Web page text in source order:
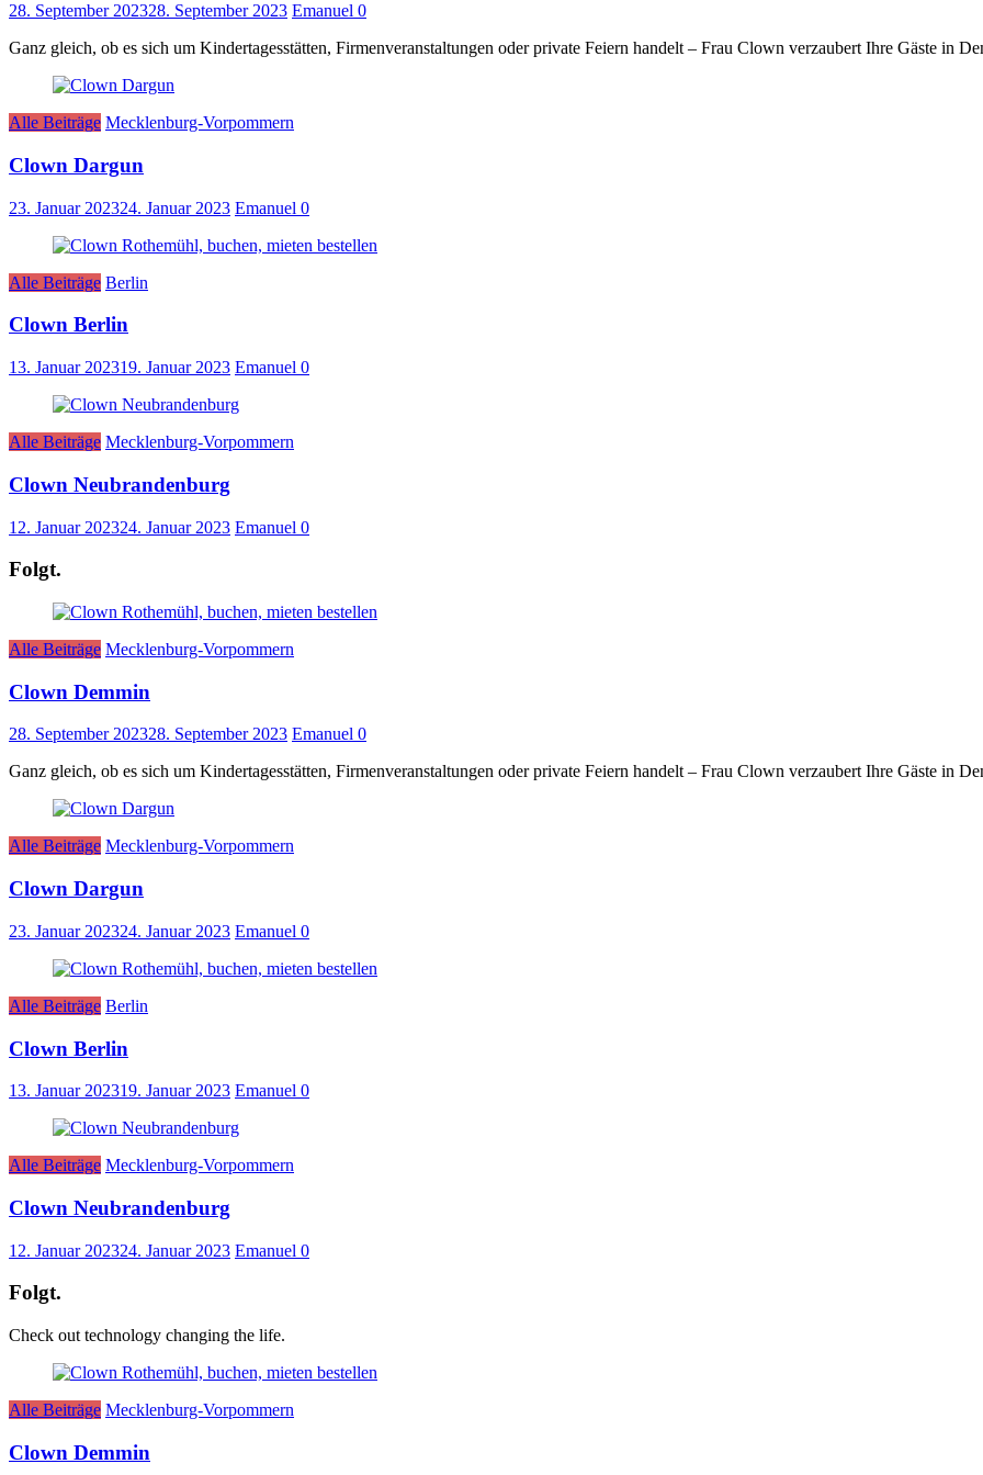
28. September 202328. September 2023 Emanuel 0
Ganz gleich, ob es sich um Kindertagesstätten, Firmenveranstaltungen oder private Feiern handelt – Frau Clown verzaubert Ihre Gäste in
Alle Beiträge Mecklenburg-Vorpommern
Clown Dargun
23. Januar 202324. Januar 2023 Emanuel 0
Alle Beiträge Berlin
Clown Berlin
13. Januar 202319. Januar 2023 Emanuel 0
Alle Beiträge Mecklenburg-Vorpommern
Clown Neubrandenburg
12. Januar 202324. Januar 2023 Emanuel 0
Folgt.
Alle Beiträge Mecklenburg-Vorpommern
Clown Demmin
28. September 202328. September 2023 Emanuel 0
Ganz gleich, ob es sich um Kindertagesstätten, Firmenveranstaltungen oder private Feiern handelt – Frau Clown verzaubert Ihre Gäste in
Alle Beiträge Mecklenburg-Vorpommern
Clown Dargun
23. Januar 202324. Januar 2023 Emanuel 0
Alle Beiträge Berlin
Clown Berlin
13. Januar 202319. Januar 2023 Emanuel 0
Alle Beiträge Mecklenburg-Vorpommern
Clown Neubrandenburg
12. Januar 202324. Januar 2023 Emanuel 0
Folgt.
Check out technology changing the life.
Alle Beiträge Mecklenburg-Vorpommern
Clown Demmin